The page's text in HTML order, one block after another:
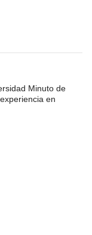
Minuto de
en